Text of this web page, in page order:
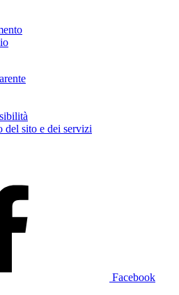
del sito e dei servizi
Facebook